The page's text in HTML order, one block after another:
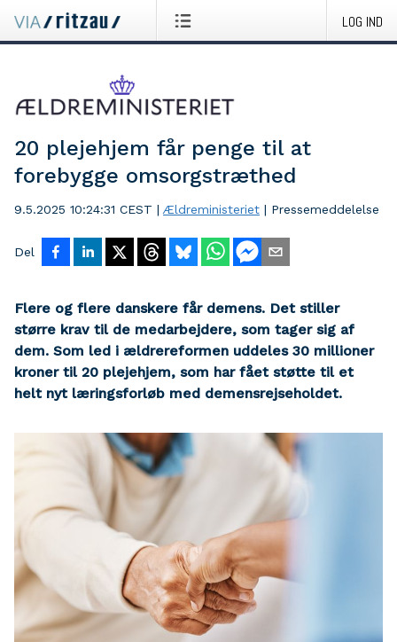
LOG IND
20 plejehjem får penge til at
forebygge omsorgstræthed
9.5.2025 10:24:31 CEST | Ældreministeriet | Pressemeddelelse
Del
Flere og flere danskere får demens. Det stiller
større krav til de medarbejdere, som tager sig af
dem. Som led i ældrereformen uddeles 30 millioner
kroner til 20 plejehjem, som har fået støtte til et
helt nyt læringsforløb med demensrejseholdet.